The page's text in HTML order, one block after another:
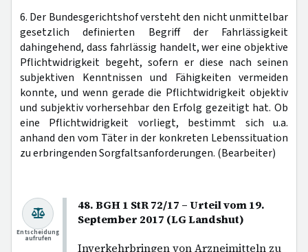
6. Der Bundesgerichtshof versteht den nicht unmittelbar
gesetzlich definierten Begriff der Fahrlässigkeit
dahingehend, dass fahrlässig handelt, wer eine objektive
Pflichtwidrigkeit begeht, sofern er diese nach seinen
subjektiven Kenntnissen und Fähigkeiten vermeiden
konnte, und wenn gerade die Pflichtwidrigkeit objektiv
und subjektiv vorhersehbar den Erfolg gezeitigt hat. Ob
eine Pflichtwidrigkeit vorliegt, bestimmt sich u.a.
anhand den vom Täter in der konkreten Lebenssituation
zu erbringenden Sorgfaltsanforderungen. (Bearbeiter)
48. BGH 1 StR 72/17 – Urteil vom 19.
September 2017 (LG Landshut)
Inverkehrbringen von Arzneimitteln zu
Entscheidung
aufrufen